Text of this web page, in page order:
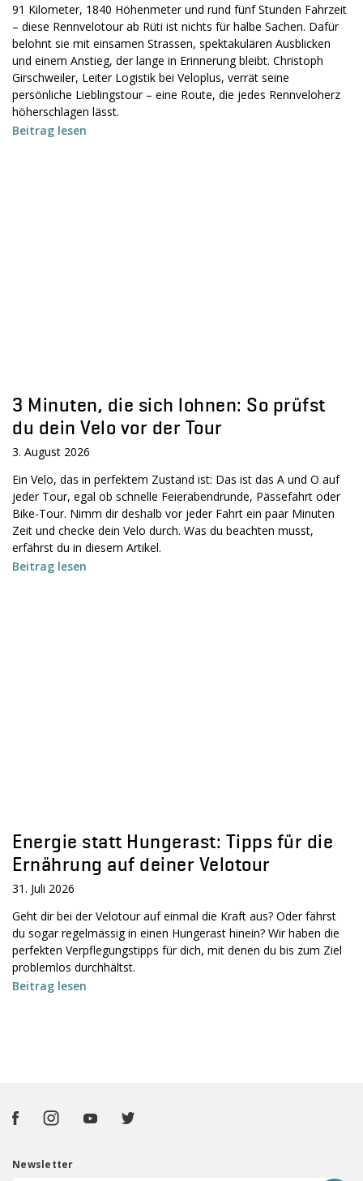
91 Kilometer, 1840 Höhenmeter und rund fünf Stunden Fahrzeit
– diese Rennvelotour ab Rüti ist nichts für halbe Sachen. Dafür
belohnt sie mit einsamen Strassen, spektakulären Ausblicken
und einem Anstieg, der lange in Erinnerung bleibt. Christoph
Girschweiler, Leiter Logistik bei Veloplus, verrät seine
persönliche Lieblingstour – eine Route, die jedes Rennveloherz
höherschlagen lässt.
Beitrag lesen
3 Minuten, die sich lohnen: So prüfst
du dein Velo vor der Tour
3. August 2026
Ein Velo, das in perfektem Zustand ist: Das ist das A und O auf
jeder Tour, egal ob schnelle Feierabendrunde, Pässefahrt oder
Bike-Tour. Nimm dir deshalb vor jeder Fahrt ein paar Minuten
Zeit und checke dein Velo durch. Was du beachten musst,
erfährst du in diesem Artikel.
Beitrag lesen
Energie statt Hungerast: Tipps für die
Ernährung auf deiner Velotour
31. Juli 2026
Geht dir bei der Velotour auf einmal die Kraft aus? Oder fährst
du sogar regelmässig in einen Hungerast hinein? Wir haben die
perfekten Verpflegungstipps für dich, mit denen du bis zum Ziel
problemlos durchhältst.
Beitrag lesen
Newsletter